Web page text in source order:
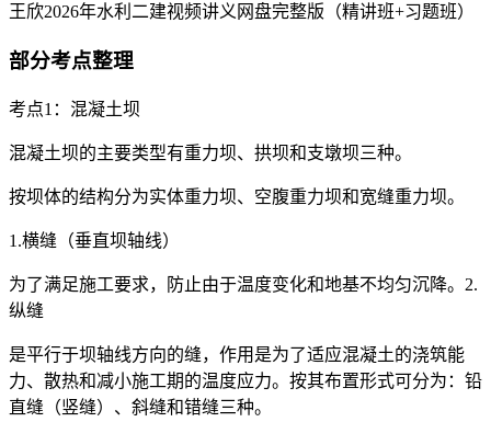
王欣2026年水利二建视频讲义网盘完整版（精讲班+习题班）
部分考点整理
考点1：混凝土坝
混凝土坝的主要类型有重力坝、拱坝和支墩坝三种。
按坝体的结构分为实体重力坝、空腹重力坝和宽缝重力坝。
1.横缝（垂直坝轴线）
为了满足施工要求，防止由于温度变化和地基不均匀沉降。2.
纵缝
是平行于坝轴线方向的缝，作用是为了适应混凝土的浇筑能
力、散热和减小施工期的温度应力。按其布置形式可分为：铅
直缝（竖缝）、斜缝和错缝三种。